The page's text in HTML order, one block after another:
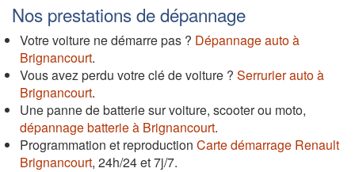
Nos prestations de dépannage
Votre voiture ne démarre pas ? Dépannage auto à
Brignancourt.
Vous avez perdu votre clé de voiture ? Serrurier auto à
Brignancourt.
Une panne de batterie sur voiture, scooter ou moto,
dépannage batterie à Brignancourt.
Programmation et reproduction Carte démarrage Renault
Brignancourt, 24h/24 et 7j/7.